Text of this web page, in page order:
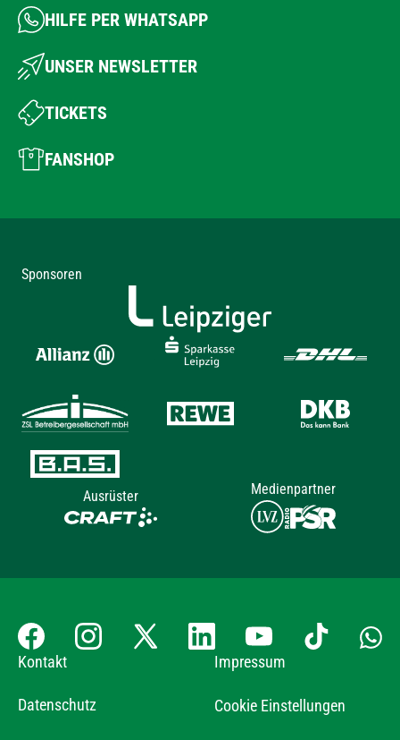
HILFE PER WHATSAPP
UNSER NEWSLETTER
TICKETS
FANSHOP
Sponsoren
Ausrüster Medienpartner
Kontakt Impressum
Datenschutz Cookie Einstellungen